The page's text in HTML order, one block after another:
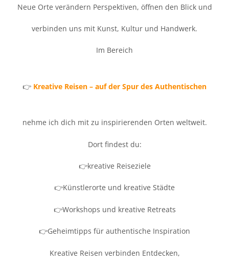
Neue Orte verändern Perspektiven, öffnen den Blick und
verbinden uns mit Kunst, Kultur und Handwerk.
Im Bereich
👉 Kreative Reisen – auf der Spur des Authentischen
nehme ich dich mit zu inspirierenden Orten weltweit.
Dort findest du:
👉kreative Reiseziele
👉Künstlerorte und kreative Städte
👉Workshops und kreative Retreats
👉Geheimtipps für authentische Inspiration
Kreative Reisen verbinden Entdecken,